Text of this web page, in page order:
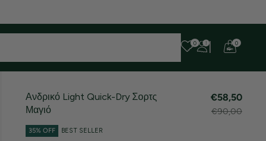
για την υπομονή σας!
0 0
Ανδρικό Light Quick-Dry Σορτς
Μαγιό
€58,50
€90,00
35% OFF BEST SELLER